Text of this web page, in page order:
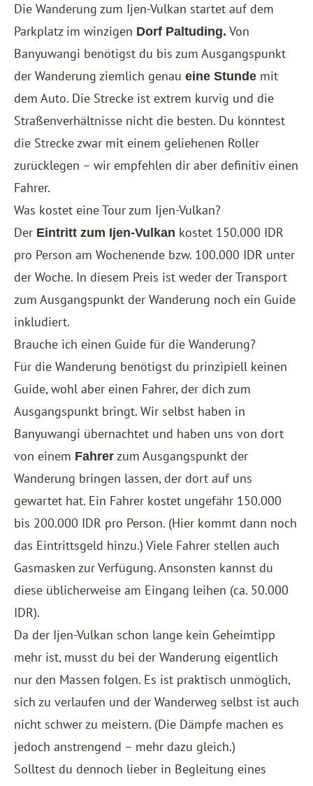
Die Wanderung zum Ijen-Vulkan startet auf dem
Parkplatz im winzigen Dorf Paltuding. Von
Banyuwangi benötigst du bis zum Ausgangspunkt
der Wanderung ziemlich genau eine Stunde mit
dem Auto. Die Strecke ist extrem kurvig und die
Straßenverhältnisse nicht die besten. Du könntest
die Strecke zwar mit einem geliehenen Roller
zurücklegen – wir empfehlen dir aber definitiv einen
Fahrer.
Was kostet eine Tour zum Ijen-Vulkan?
Der Eintritt zum Ijen-Vulkan kostet 150.000 IDR
pro Person am Wochenende bzw. 100.000 IDR unter
der Woche. In diesem Preis ist weder der Transport
zum Ausgangspunkt der Wanderung noch ein Guide
inkludiert.
Brauche ich einen Guide für die Wanderung?
Für die Wanderung benötigst du prinzipiell keinen
Guide, wohl aber einen Fahrer, der dich zum
Ausgangspunkt bringt. Wir selbst haben in
Banyuwangi übernachtet und haben uns von dort
von einem Fahrer zum Ausgangspunkt der
Wanderung bringen lassen, der dort auf uns
gewartet hat. Ein Fahrer kostet ungefähr 150.000
bis 200.000 IDR pro Person. (Hier kommt dann noch
das Eintrittsgeld hinzu.) Viele Fahrer stellen auch
Gasmasken zur Verfügung. Ansonsten kannst du
diese üblicherweise am Eingang leihen (ca. 50.000
IDR).
Da der Ijen-Vulkan schon lange kein Geheimtipp
mehr ist, musst du bei der Wanderung eigentlich
nur den Massen folgen. Es ist praktisch unmöglich,
sich zu verlaufen und der Wanderweg selbst ist auch
nicht schwer zu meistern. (Die Dämpfe machen es
jedoch anstrengend – mehr dazu gleich.)
Solltest du dennoch lieber in Begleitung eines